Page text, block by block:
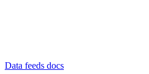
Data feeds docs